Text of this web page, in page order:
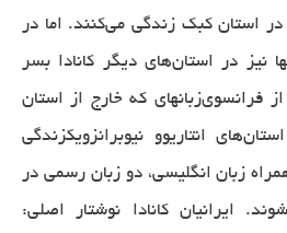
در استان کبک زندگی می‌کنند. اما در
آنها نیز در استان‌های دیگر کانادا بسر
۷۶ درصد از فرانسوی‌زبانهای که خارج از استان
انتاریوو نیوبرانزویکزندگی
زبان انگلیسی، دو زبان رسمی در
ایرانیان کانادا نوشتار اصلی: